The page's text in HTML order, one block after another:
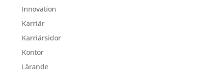
Innovation
Karriär
Karriärsidor
Kontor
Lärande